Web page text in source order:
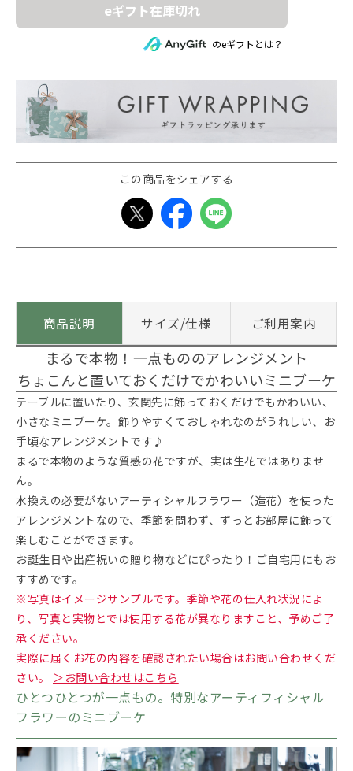
eギフト在庫切れ
のeギフトとは？
この商品をシェアする
商品説明 サイズ/仕様 ご利用案内
まるで本物！一点もののアレンジメント
ちょこんと置いておくだけでかわいいミニブーケ
テーブルに置いたり、玄関先に飾っておくだけでもかわいい、
小さなミニブーケ。飾りやすくておしゃれなのがうれしい、お
手頃なアレンジメントです♪
まるで本物のような質感の花ですが、実は生花ではありませ
ん。
水換えの必要がないアーティシャルフラワー（造花）を使った
アレンジメントなので、季節を問わず、ずっとお部屋に飾って
楽しむことができます。
お誕生日や出産祝いの贈り物などにぴったり！ご自宅用にもお
すすめです。
※写真はイメージサンプルです。季節や花の仕入れ状況によ
り、写真と実物とでは使用する花が異なりますこと、予めご了
承ください。
実際に届くお花の内容を確認されたい場合はお問い合わせくだ
さい。 ＞お問い合わせはこちら
ひとつひとつが一点もの。特別なアーティフィシャル
フラワーのミニブーケ